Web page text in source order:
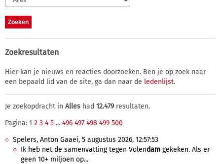
Zoekresultaten
Hier kan je nieuws en reacties doorzoeken. Ben je op zoek naar
een bepaald lid van de site, ga dan naar de ledenlijst.
Je zoekopdracht in Alles had 12.479resultaten.
Pagina: 1 2 3 4 5 ... 496 497 498 499 500
Spelers, Anton Gaaei, 5 augustus 2026, 12:57:53
Ik heb net de samenvatting tegen Volendam gekeken. Als er
geen 10+ miljoen op...